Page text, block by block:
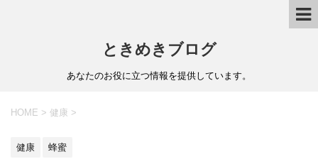
ときめきブログ
あなたのお役に立つ情報を提供しています。
HOME > 健康 >
健康 蜂蜜